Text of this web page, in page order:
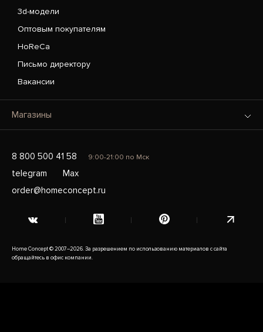
3d-модели
Оптовым покупателям
HoReCa
Письмо директору
Вакансии
Магазины
8 800 500 41 58 9:00-21:00 по Мск
telegram
Max
order@homeconcept.ru
Home Concept © 2007–2026. За разрешением по использованию материалов с сайта
обращайтесь в офис компании.